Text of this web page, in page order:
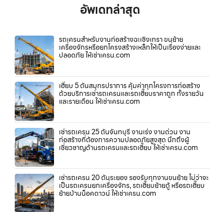
อัพเดทล่าสุด
รถเครนสำหรับงานก่อสร้างฉะเชิงเทรา ขนย้าย
เครื่องจักรหรือยกโครงสร้างเหล็กให้เป็นเรื่องง่ายและ
ปลอดภัย ให้เช่าเครน.com
เฮี๊ยบ 5 ตันสมุทรปราการ คุ้มค่าทุกโครงการก่อสร้าง
ด้วยบริการเช่ารถเครนและรถเฮี๊ยบราคาถูก ทั้งรายวัน
และรายเดือน ให้เช่าเครน.com
เช่ารถเครน 25 ตันจันทบุรี งานเร่ง งานด่วน งาน
ก่อสร้างที่ต้องการความปลอดภัยสูงสุด นึกถึงผู้
เชี่ยวชาญด้านรถเครนและรถเฮี๊ยบ ให้เช่าเครน.com
เช่ารถเครน 20 ตันระยอง รองรับทุกงานขนย้าย ไม่ว่าจะ
เป็นรถเครนยกเครื่องจักร, รถเฮี๊ยบย้ายตู้ หรือรถเฮี๊ยบ
ย้ายบ้านน็อคดาวน์ ให้เช่าเครน.com